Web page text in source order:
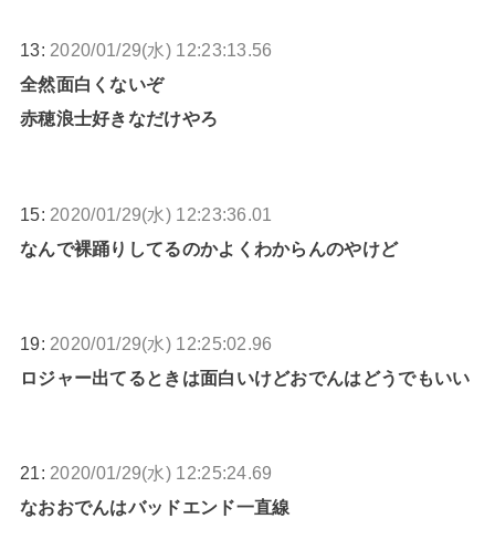
13: 2020/01/29(水) 12:23:13.56
全然面白くないぞ
赤穂浪士好きなだけやろ
15: 2020/01/29(水) 12:23:36.01
なんで裸踊りしてるのかよくわからんのやけど
19: 2020/01/29(水) 12:25:02.96
ロジャー出てるときは面白いけどおでんはどうでもいい
21: 2020/01/29(水) 12:25:24.69
なおおでんはバッドエンド一直線